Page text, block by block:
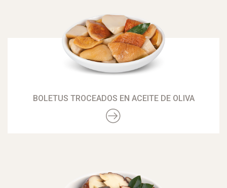
BOLETUS TROCEADOS EN ACEITE DE OLIVA